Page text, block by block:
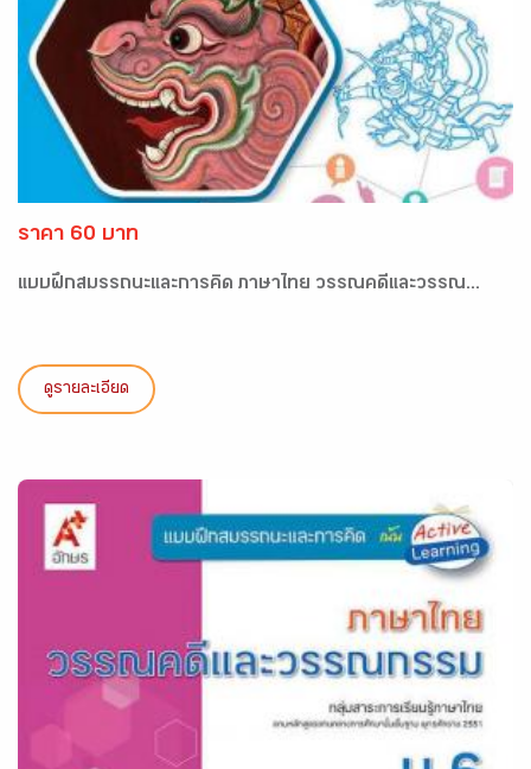
ราคา 60 บาท
แบบฝึกสมรรถนะและการคิด ภาษาไทย วรรณคดีและวรรณ...
ดูรายละเอียด